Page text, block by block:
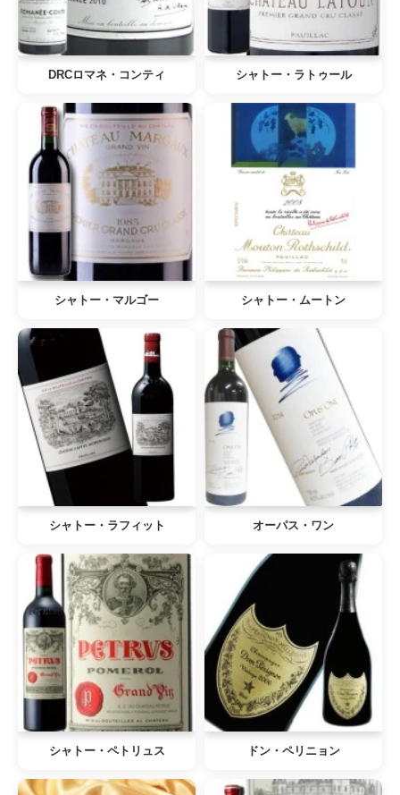
DRCロマネ・コンティ シャトー・ラトゥール
シャトー・マルゴー シャトー・ムートン
シャトー・ラフィット オーパス・ワン
シャトー・ペトリュス ドン・ペリニョン